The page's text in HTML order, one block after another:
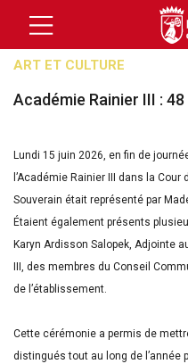
ART ET CULTURE
Académie Rainier III :
Lundi 15 juin 2026, en fin de
l’Académie Rainier III dans la
Souverain était représenté par
Étaient également présents
Karyn Ardisson Salopek, Adjointe
III, des membres du Conseil
de l’établissement.
Cette cérémonie a permis de
distingués tout au long de l’année